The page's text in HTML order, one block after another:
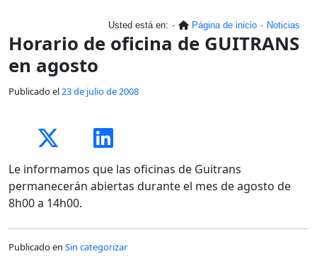
Usted está en: Página de inicio Noticias
Horario de oficina de GUITRANS
en agosto
Publicado el23 de julio de 2008
Le informamos que las oficinas de Guitrans
permanecerán abiertas durante el mes de agosto de
8h00 a 14h00.
Publicado en Sin categorizar